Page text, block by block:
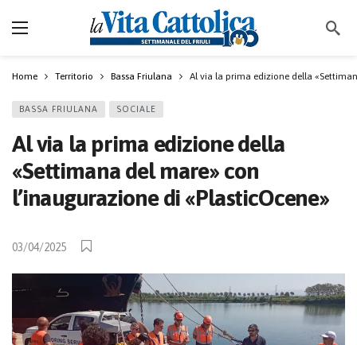
Home Territorio Bassa Friulana Al via la prima edizione della
BASSA FRIULANA SOCIALE
Al via la prima edizione della
«Settimana del mare» con
l’inaugurazione di «PlasticOcene»
03/04/2025